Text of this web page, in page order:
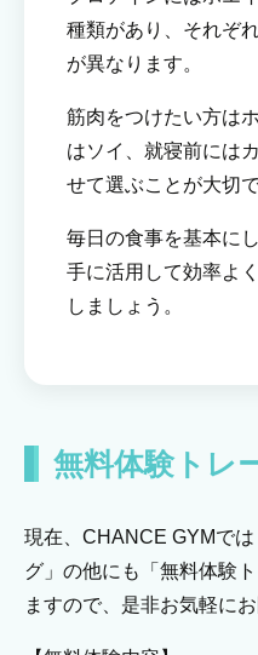
種類があり、それぞ
が異なります。
筋肉をつけたい方は
はソイ、就寝前には
せて選ぶことが大切で
毎日の食事を基本に
手に活用して効率よ
しましょう。
無料体験トレ
現在、CHANCE GYMで
グ」の他にも「無料体験
ますので、是非お気軽に